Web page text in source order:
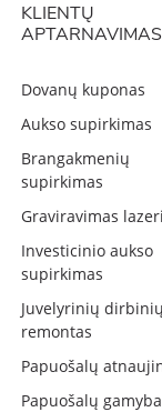
KLIENTŲ
APTARNAVIMAS
Dovanų kuponas
Aukso supirkimas
Brangakmenių
supirkimas
Graviravimas
Investicinio aukso
supirkimas
Juvelyrinių dirbinių
remontas
Papuošalų
Papuošalų gamyba